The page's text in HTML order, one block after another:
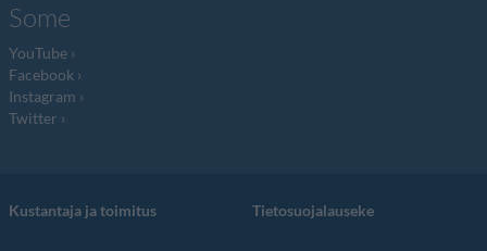
Some
YouTube
Facebook
Instagram
Twitter
Kustantaja ja toimitus Tietosuojalauseke